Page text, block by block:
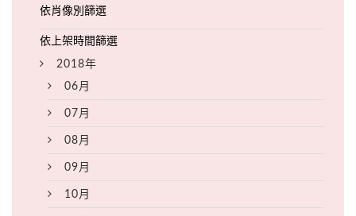
2018年
06月
07月
08月
09月
10月